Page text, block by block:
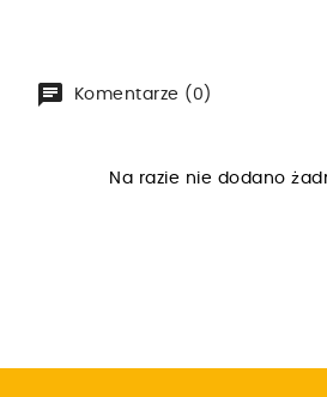
Komentarze (0)
Na razie nie dodano